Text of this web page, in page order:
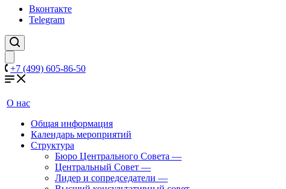
Вконтакте
Telegram
+7 (499) 605-86-50
О нас
Общая информация
Календарь мероприятий
Структура
Бюро Центрального Совета —
Центральный Совет —
Лидер и сопредседатели —